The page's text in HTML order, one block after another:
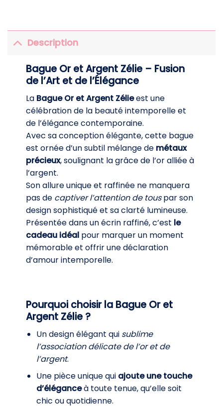
Description
Bague Or et Argent Zélie – Fusion
de l’Art et de l’Élégance
La Bague Or et Argent Zélieest une
célébration de la beauté intemporelle et
de l’élégance contemporaine.
Avec sa conception élégante, cette bague
est ornée d’un subtil mélange de métaux
précieux, soulignant la grâce de l’or alliée à
l’argent.
Son allure unique et raffinée ne manquera
pas de captiver l’attention de touspar son
design sophistiqué et sa clarté lumineuse.
Présentée dans un écrin raffiné, c’est le
cadeau idéalpour marquer un moment
mémorable et offrir une déclaration
d’amour intemporelle.
Pourquoi choisir la Bague Or et
Argent Zélie ?
Un design élégant qui sublime
l’association délicate de l’or et de
l’argent.
Une pièce unique qui ajoute une touche
d’éléganceà toute tenue, qu’elle soit
chic ou quotidienne.